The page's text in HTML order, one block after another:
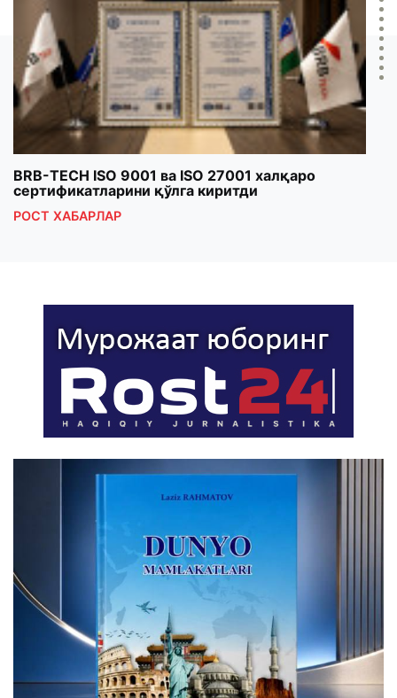
BRB-TECH ISO 9001 ва ISO 27001 халқаро
сертификатларини қўлга киритди
РОСТ ХАБАРЛАР